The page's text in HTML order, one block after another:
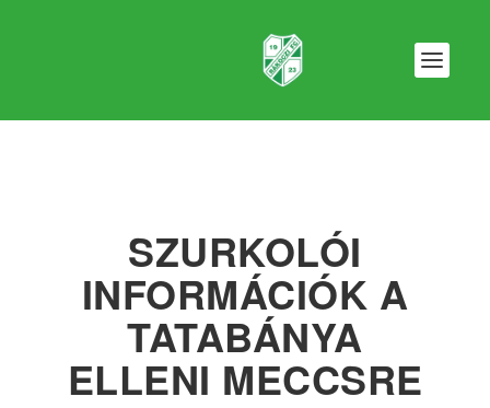
SZURKOLÓI
INFORMÁCIÓK A
TATABÁNYA
ELLENI MECCSRE